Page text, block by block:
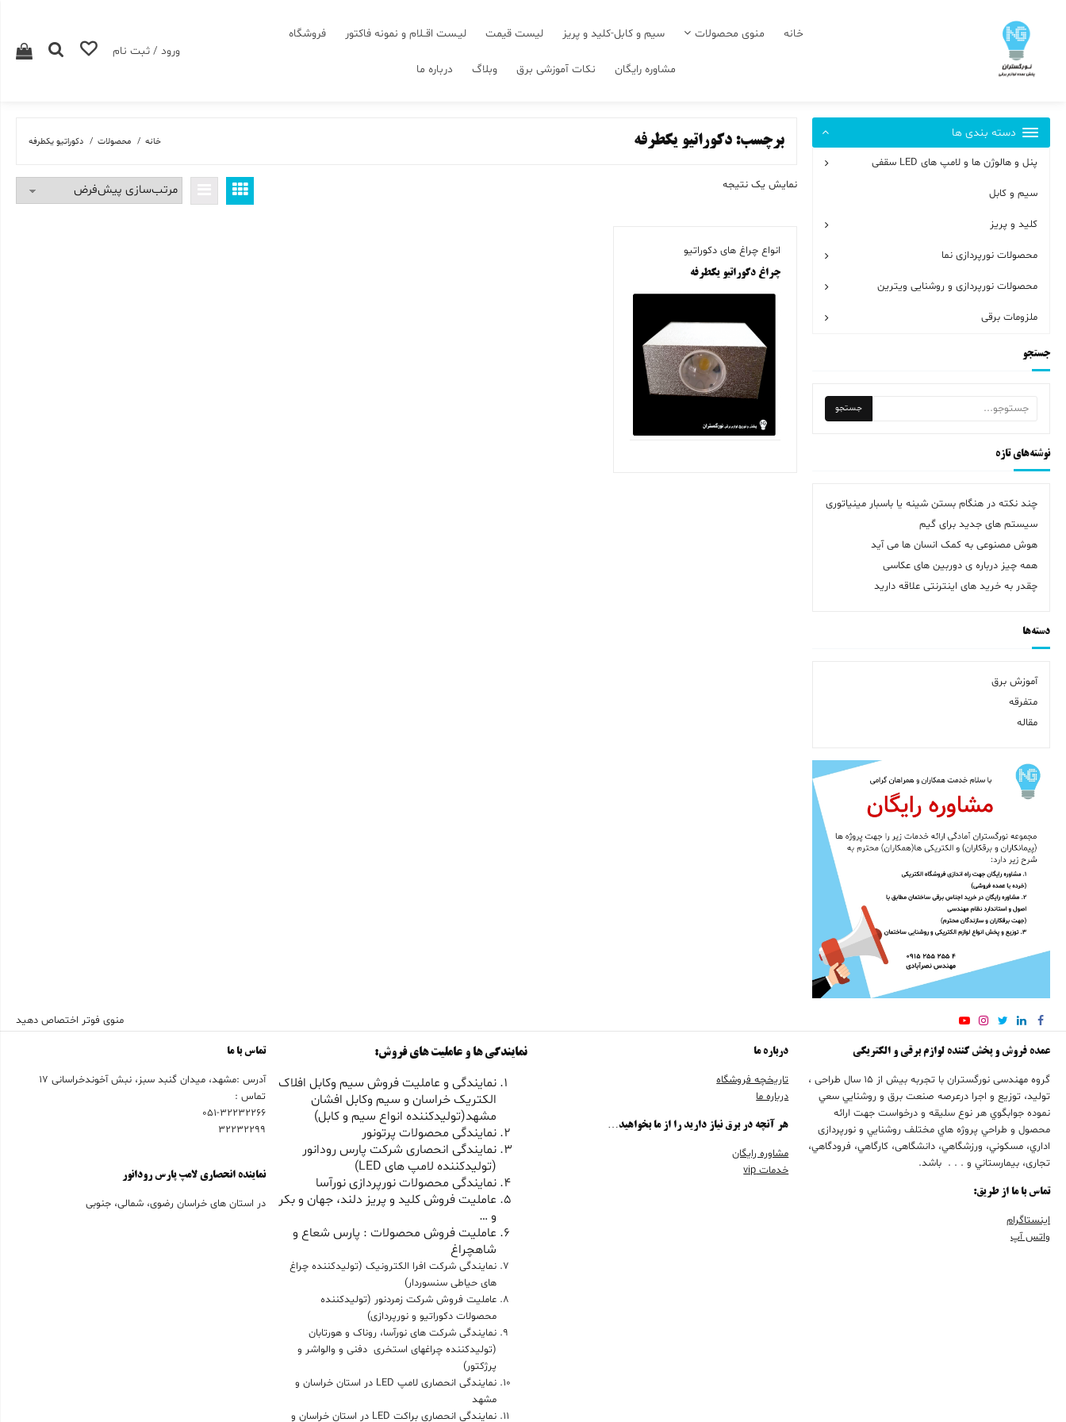
خانه منوی محصولات سیم و کابل-کلید و پریز لیست قیمت لیـست اقــلام و نمونه فاکتور فروشگاه
مشاوره رایگان نکات آموزشی برق وبلاگ درباره ما
ورود / ثبت نام
دسته بندی ها
پنل و هالوژن ها و لامپ های LED سقفی
سیم و کابل
کلید و پریز
محصولات نورپردازی نما
محصولات نورپردازی و روشنایی ویترین
ملزومات برقی
جستجو
نوشته‌های تازه
چند نکته در هنگام بستن شینه یا باسبار مینیاتوری
سیستم های جدید برای گیم
هوش مصنوعی به کمک انسان ها می آید
همه چیز درباره ی دوربین های عکاسی
چقدر به خرید های اینترنتی علاقه دارید
دسته‌ها
آموزش برق
متفرقه
مقاله
برچسب:دکوراتیو یکطرفه خانه محصولات دکوراتیو یکطرفه
نمایش یک نتیجه
انواع چراغ های دکوراتیو
چراغ دکوراتیو یکطرفه
منوی فوتر اختصاص دهید
عمده فروش و پخش کننده لوازم برقی و الکتریکی
گروه مهندسی نورگستران با تجربه بيش از 15 سال طراحی ،
تولید، توزیع و اجرا درعرصه صنعت برق و روشنايي سعي
نموده جوابگوي هر نوع سليقه و درخواست جهت ارائه
محصول و طراحي پروژه هاي مختلف روشنايي و نورپردازی
اداري، مسكوني، ورزشگاهي، دانشگاهی، كارگاهي، فرودگاهي،
تجاری، بيمارستاني و . . . باشد.
تماس با ما از طریق:
اینستاگرام
واتس آپ
درباره ما
تاریخچه فروشگاه
درباره ما
هر آنچه در برق نیاز دارید را از ما بخواهید…
مشاوره رایگان
خدمات vip
نمایندگی ها و عاملیت های فروش:
نمایندگی و عاملیت فروش سیم وکابل افلاک
الکتریک خراسان و سیم وکابل افشان
مشهد(تولیدکننده انواع سیم و کابل)
نمایندگی محصولات پرتونور
نمایندگی انحصاری شرکت پارس رودانور
(تولیدکننده لامپ های LED)
نمایندگی محصولات نورپردازی نورآسا
عاملیت فروش کلید و پریز دلند، جهان و بکر
و …
عاملیت فروش محصولات : پارس شعاع و
شاهچراغ
نمایندگی شرکت افرا الکترونیک (تولیدکننده چراغ
های حیاطی سنسوردار)
عاملیت فروش شرکت زمردنور (تولیدکننده
محصولات دکوراتیو و نورپردازی)
نمایندگی شرکت های نورآسا، روناک و هورتابان
(تولیدکننده چراغهای استخری دفنی و والواشر و
پرژکتور)
نمایندگی انحصاری لامپ LED در استان خراسان و
مشهد
نمایندگی انحصاری براکت LED در استان خراسان و
تماس با ما
آدرس :مشهد، میدان گنبد سبز، نبش آخوندخراسانی 17
تماس :
051-32232266
32232299
نماینده انحصاری لامپ پارس رودانور
در استان های خراسان رضوی، شمالی، جنوبی